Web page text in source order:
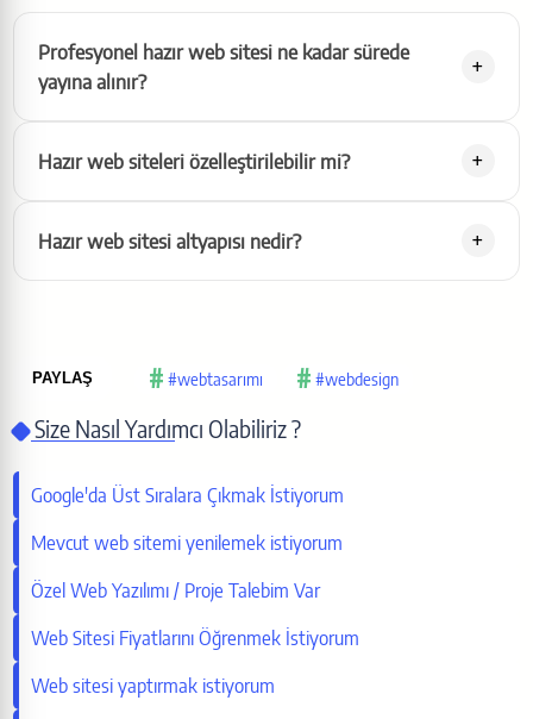
Profesyonel hazır web sitesi ne kadar sürede
yayına alınır?
Hazır web siteleri özelleştirilebilir mi?
Hazır web sitesi altyapısı nedir?
PAYLAŞ
X (Twitter)
Facebook
#webtasarımı #webdesign
Size Nasıl Yardımcı Olabiliriz ?
Google'da Üst Sıralara Çıkmak İstiyorum
Mevcut web sitemi yenilemek istiyorum
Özel Web Yazılımı / Proje Talebim Var
Web Sitesi Fiyatlarını Öğrenmek İstiyorum
Web sitesi yaptırmak istiyorum